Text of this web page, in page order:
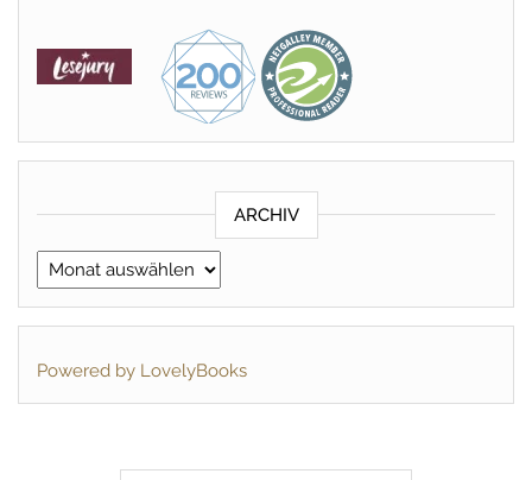
ARCHIV
Archiv
Powered by LovelyBooks